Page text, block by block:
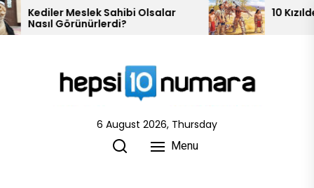
Skip
to
10 Kızılderili Kabilesi
6 August 2026, Thursday
Menu